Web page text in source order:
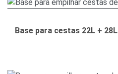
Base para cestas 22L + 28L